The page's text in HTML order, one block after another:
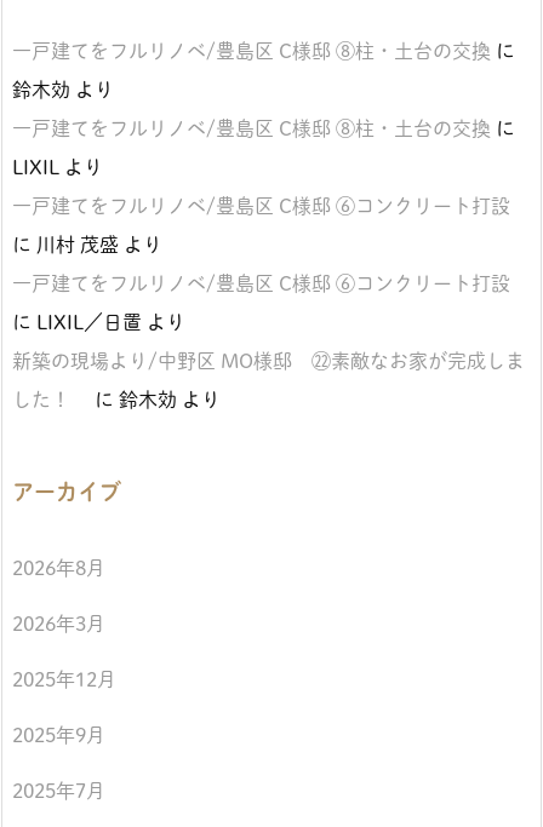
一戸建てをフルリノベ/豊島区 C様邸 ⑧柱・土台の交換 に
鈴木効 より
一戸建てをフルリノベ/豊島区 C様邸 ⑧柱・土台の交換 に
LIXIL
より
一戸建てをフルリノベ/豊島区 C様邸 ⑥コンクリート打設
に 川村 茂盛 より
一戸建てをフルリノベ/豊島区 C様邸 ⑥コンクリート打設
に LIXIL／日置 より
新築の現場より/中野区 MO様邸 ㉒素敵なお家が完成しま
した！
に 鈴木効 より
アーカイブ
2026年8月
2026年3月
2025年12月
2025年9月
2025年7月